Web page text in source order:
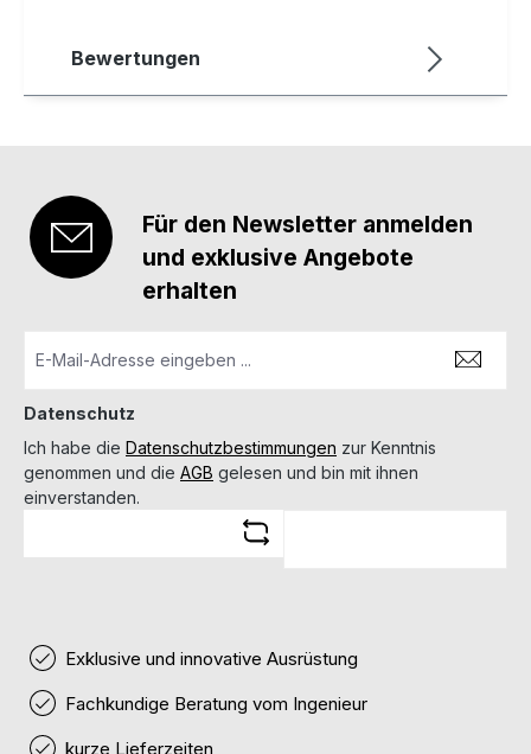
Bewertungen
Für den Newsletter anmelden
und exklusive Angebote
erhalten
Datenschutz
Ich habe die Datenschutzbestimmungen zur Kenntnis
genommen und die AGB gelesen und bin mit ihnen
einverstanden.
Exklusive und innovative Ausrüstung
Fachkundige Beratung vom Ingenieur
kurze Lieferzeiten